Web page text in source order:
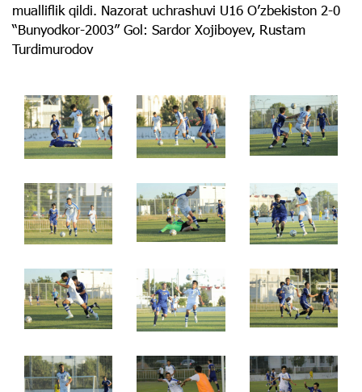
mualliflik qildi. Nazorat uchrashuvi U16 O’zbekiston 2-0
“Bunyodkor-2003” Gol: Sardor Xojiboyev, Rustam
Turdimurodov